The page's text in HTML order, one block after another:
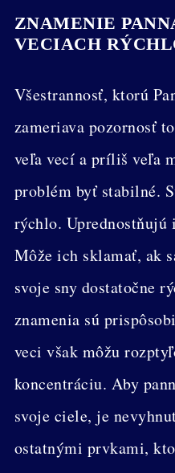
ZNAMENIE
VECIACH
Všestrannosť, ktorú
zameriava pozornosť
veľa vecí a príliš veľa
problém byť stabilné.
rýchlo. Uprednostňujú
Môže ich sklamať, ak
svoje sny dostatočne
znamenia sú
veci však môžu
koncentráciu. Aby
svoje ciele, je
ostatnými prvkami,